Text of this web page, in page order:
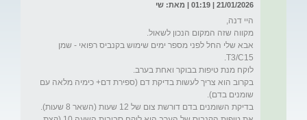
21/01/2026 | 01:19 | מאת: שי
אבא שלי החל לפני מספר ימים שימוש בקנביס רפואי - שמן
בקרוב הוא צריך לעשות בדיקת דם (ספירת דם+ כימיה מלאה עם